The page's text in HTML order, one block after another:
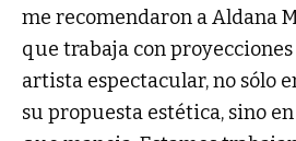
me recomendaron a Aldana
que trabaja con proyecciones
artista espectacular, no sólo
su propuesta estética, sino